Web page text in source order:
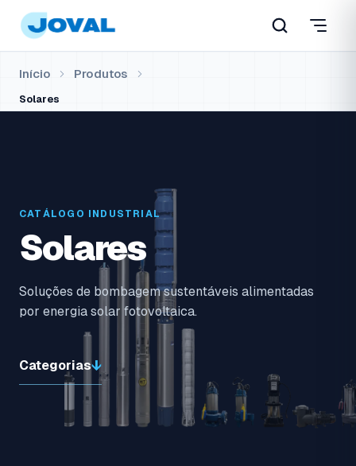
Início Produtos
Solares
CATÁLOGO INDUSTRIAL
Solares
Soluções de bombagem sustentáveis alimentadas
por energia solar fotovoltaica.
Categorias